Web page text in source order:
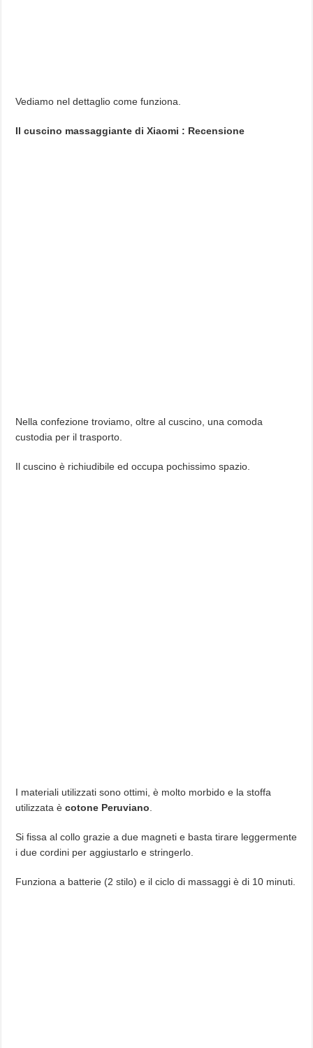
Vediamo nel dettaglio come funziona.
Il cuscino massaggiante di Xiaomi : Recensione
Nella confezione troviamo, oltre al cuscino, una comoda
custodia per il trasporto.
Il cuscino è richiudibile ed occupa pochissimo spazio.
I materiali utilizzati sono ottimi, è molto morbido e la stoffa
utilizzata ècotone Peruviano
Si fissa al collo grazie a due magneti e basta tirare leggermente
i due cordini per aggiustarlo e stringerlo.
Funziona a batterie (2 stilo) e il ciclo di massaggi è di 10 minuti.